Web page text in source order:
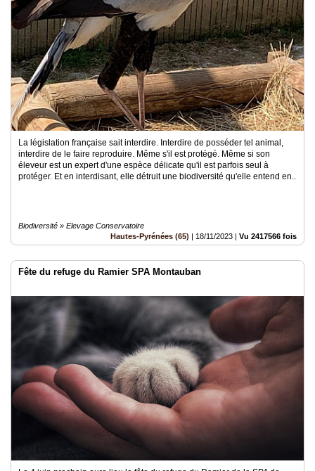
La législation française sait interdire. Interdire de posséder tel animal,
interdire de le faire reproduire. Même s'il est protégé. Même si son
éleveur est un expert d'une espèce délicate qu'il est parfois seul à
protéger. Et en interdisant, elle détruit une biodiversité qu'elle entend en..
Biodiversité » Elevage Conservatoire
Hautes-Pyrénées (65) | 18/11/2023 | Vu 2417566 fois
Fête du refuge du Ramier SPA Montauban